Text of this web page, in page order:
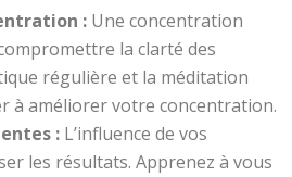
: Une concentration
la clarté des
régulière et la méditation
à améliorer votre concentration.
: L’influence de vos
les résultats. Apprenez à vous